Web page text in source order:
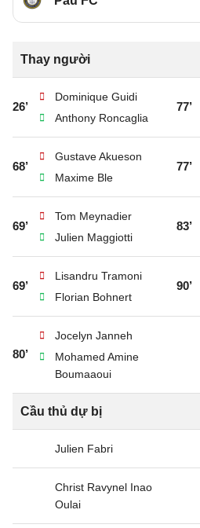
Thay người
26’
Dominique Guidi
Anthony Roncaglia
77’
68’
Gustave Akueson
Maxime Ble
77’
69’
Tom Meynadier
Julien Maggiotti
83’
69’
Lisandru Tramoni
Florian Bohnert
90’
80’
Jocelyn Janneh
Mohamed Amine
Boumaaoui
Cầu thủ dự bị
Julien Fabri
Christ Ravynel Inao
Oulai